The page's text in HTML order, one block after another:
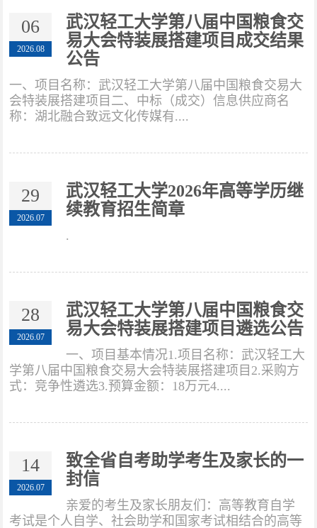
成人教育
自学考试
招生信息
院长信箱
全日制自考
06
2026.08
武汉轻工大学第八届中国粮食交
易大会特装展搭建项目成交结果
公告
一、项目名称：武汉轻工大学第八届中国粮食交易大
会特装展搭建项目二、中标（成交）信息供应商名
称：湖北融合致远文化传媒有....
29
2026.07
武汉轻工大学2026年高等学历继
续教育招生简章
.
28
2026.07
武汉轻工大学第八届中国粮食交
易大会特装展搭建项目遴选公告
一、项目基本情况1.项目名称：武汉轻工大
学第八届中国粮食交易大会特装展搭建项目2.采购方
式：竞争性遴选3.预算金额：18万元4....
14
2026.07
致全省自考助学考生及家长的一
封信
亲爱的考生及家长朋友们：高等教育自学
考试是个人自学、社会助学和国家考试相结合的高等